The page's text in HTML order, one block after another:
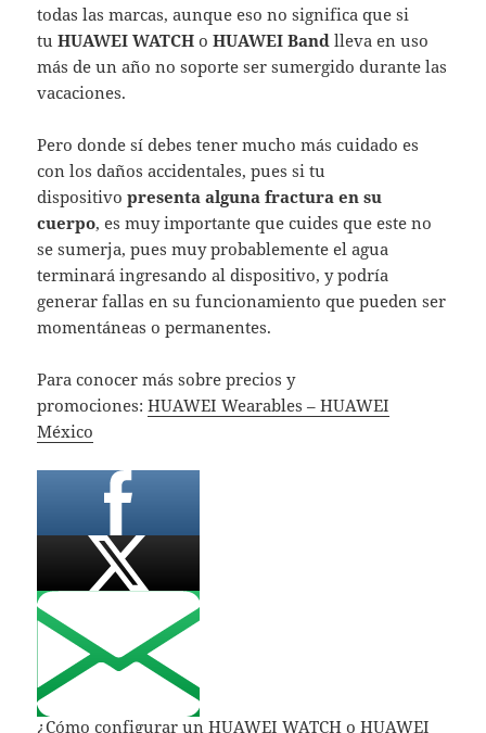
todas las marcas, aunque eso no significa que si
tuHUAWEI WATCH oHUAWEI Band lleva en uso
más de un año no soporte ser sumergido durante las
vacaciones.
Pero donde sí debes tener mucho más cuidado es
con los daños accidentales, pues si tu
dispositivopresenta alguna fractura en su
cuerpo, es muy importante que cuides que este no
se sumerja, pues muy probablemente el agua
terminará ingresando al dispositivo, y podría
generar fallas en su funcionamiento que pueden ser
momentáneas o permanentes.
Para conocer más sobre precios y
promociones:HUAWEI Wearables – HUAWEI
México
¿Cómo configurar un HUAWEI WATCH o HUAWEI